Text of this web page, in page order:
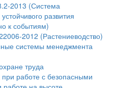
2013 (Система
развития
к событиям)
2012 (Растениеводство)
системы менеджмента
труда
работе с безопасными